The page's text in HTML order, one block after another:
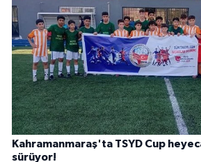
Kahramanmaraş'ta TSYD Cup
sürüyor!